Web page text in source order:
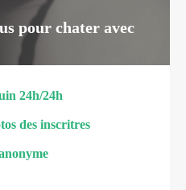
pour chater avec
24h/24h
des inscritres